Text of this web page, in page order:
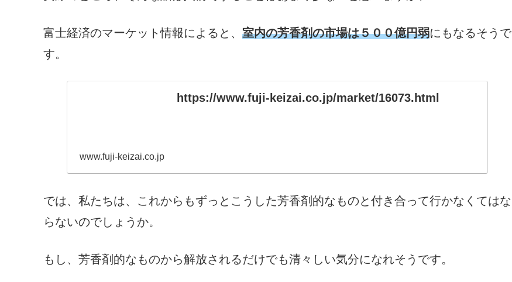
富士経済のマーケット情報によると、 室内の芳香剤の市場は５００億円弱にもなるそうで
す。
https://www.fuji-keizai.co.jp/market/16073.html
www.fuji-keizai.co.jp
では、私たちは、これからもずっとこうした芳香剤的なものと付き合って行かなくてはな
らないのでしょうか。
もし、芳香剤的なものから解放されるだけでも清々しい気分になれそうです。